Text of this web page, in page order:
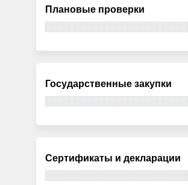
Плановые проверки
Государственные закупки
Сертификаты и декларации